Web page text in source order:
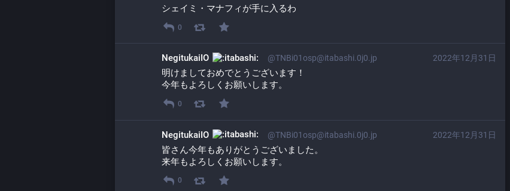
シェイミ・マナフィが手に入るわ
0
2022年12月31日
NegitukaiIO @TNBi01osp@itabashi.0j0.jp
明けましておめでとうございます！
今年もよろしくお願いします。
0
2022年12月31日
NegitukaiIO @TNBi01osp@itabashi.0j0.jp
皆さん今年もありがとうございました。
来年もよろしくお願いします。
0